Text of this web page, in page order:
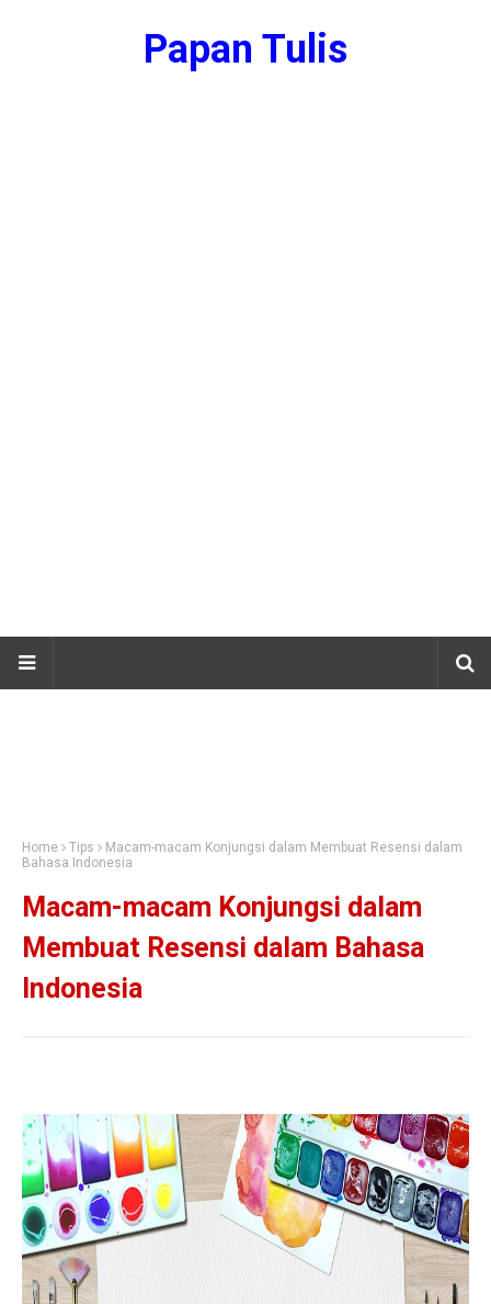
Papan Tulis
Home Tips
Macam-macam Konjungsi dalam Membuat Resensi dalam
Bahasa Indonesia
Macam-macam Konjungsi dalam
Membuat Resensi dalam Bahasa
Indonesia